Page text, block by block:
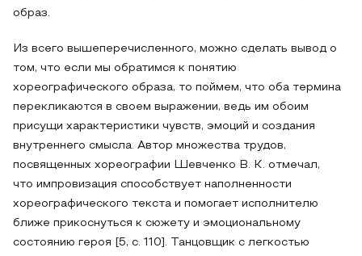
образ.
Из всего вышеперечисленного, можно сделать вывод о
том, что если мы обратимся к понятию
хореографического образа, то поймем, что оба термина
перекликаются в своем выражении, ведь им обоим
присущи характеристики чувств, эмоций и создания
внутреннего смысла. Автор множества трудов,
посвященных хореографии Шевченко В. К. отмечал,
что импровизация способствует наполненности
хореографического текста и помогает исполнителю
ближе прикоснуться к сюжету и эмоциональному
состоянию героя [5, с. 110]. Танцовщик с легкостью